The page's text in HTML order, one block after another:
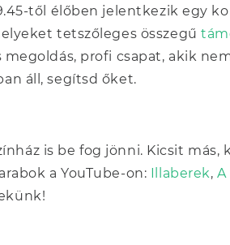
től élőben jelentkezik egy
tetszőleges összegű
profi csapat, akik
áll, segítsd őket.
is be fog jönni. Kicsit más,
a YouTube-on: Illaberek,A